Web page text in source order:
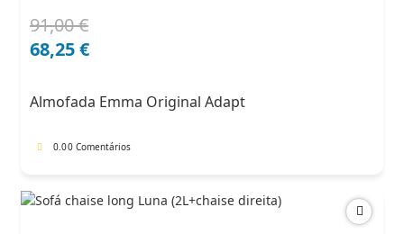
91,00€
O
preço
91,00 €.
68,25€
O
preço
68,25 €.
Almofada Emma Original Adapt
0.00 Comentários